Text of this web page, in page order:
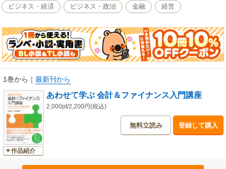
ビジネス・経済 ビジネス・政治 金融 経営
1巻から ｜ 最新刊から
作品紹介
あわせて学ぶ 会計＆ファイナンス入門講座
2,000pt/2,200円(税込)
無料立読み 登録して購入